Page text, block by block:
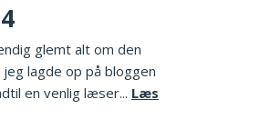
glemt alt om den
lagde op på bloggen
en venlig læser... Læs